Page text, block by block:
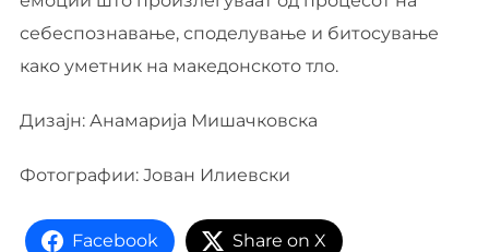
себеспознавање, споделување и битосување
како уметник на македонското тло.
Дизајн: Анамарија Мишачковска
Фотографии: Јован Илиевски
Facebook Share on X